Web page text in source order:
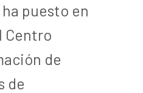
puesto en
Centro
de
de